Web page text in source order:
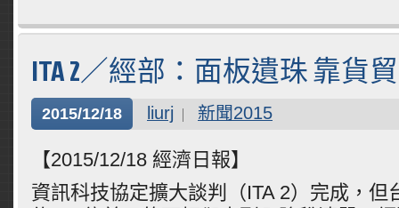
ITA 2／經部：面板遺珠 靠貨
2015/12/18 liurj 新聞2015
【2015/12/18 經濟日報】
資訊科技協定擴大談判（ITA 2）完成，但